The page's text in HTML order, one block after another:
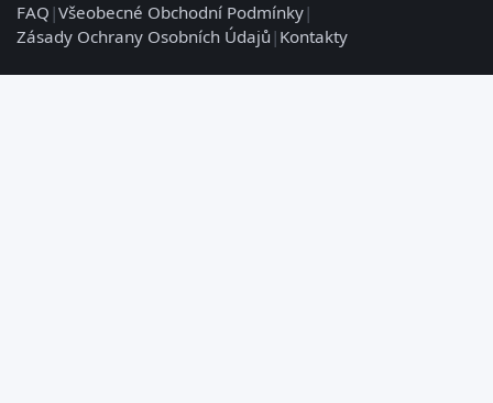
FAQ |Všeobecné Obchodní Podmínky|
Zásady Ochrany Osobních Údajů | Kontakty